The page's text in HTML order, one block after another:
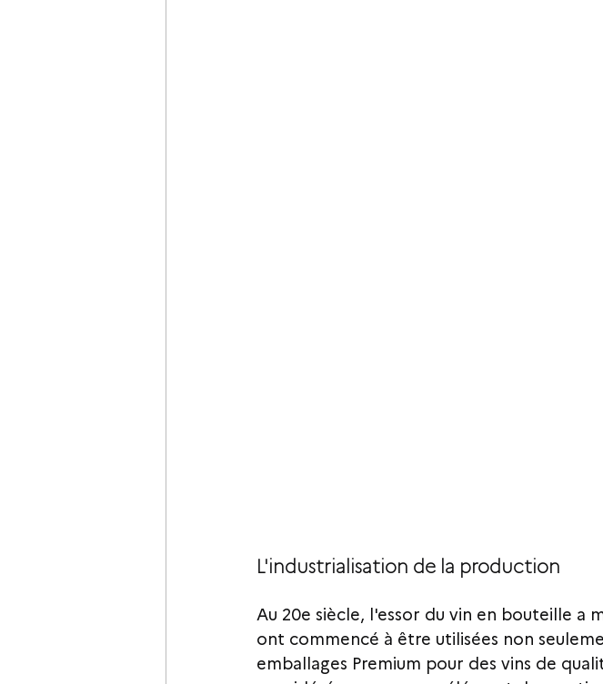
L'industrialisation de la production
Au 20e siècle, l'essor du vin en bouteille a
ont commencé à être utilisées non
emballages Premium pour des vins de